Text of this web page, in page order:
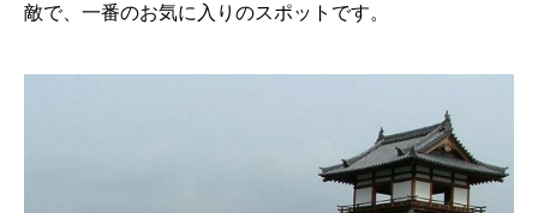
敵で、一番のお気に入りのスポットです。